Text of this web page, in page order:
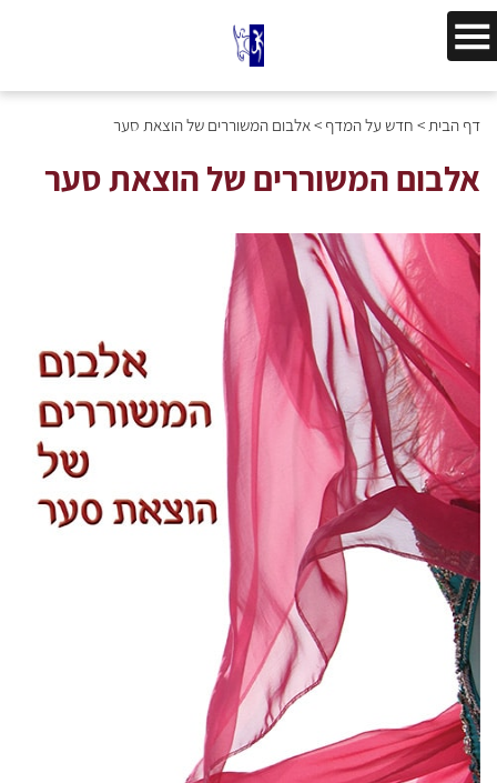
דף הבית> חדש על המדף >אלבום המשוררים של הוצאת סער
אלבום המשוררים של הוצאת סער